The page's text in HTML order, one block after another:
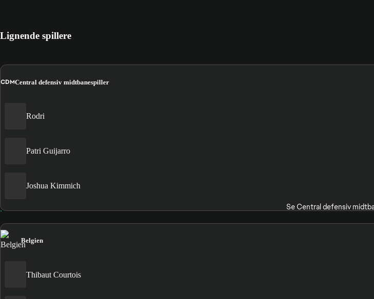
Lignende spillere
CDMCentral defensiv midtbanespiller
Rodri
Patri Guijarro
Joshua Kimmich
Se Central defensiv
Belgien
Thibaut Courtois